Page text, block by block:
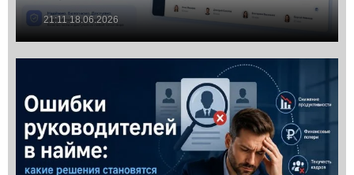
21:11 18.06.2026